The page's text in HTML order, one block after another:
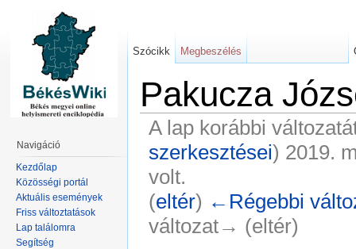
Pakucza
A lap korábbi
szerkesztései) 2019.
volt.
(eltér) ←Régebbi
változat→ (eltér)
Szócikk Megbeszélés
Navigáció
Kezdőlap
Közösségi portál
Aktuális események
Friss változtatások
Lap találomra
Segítség